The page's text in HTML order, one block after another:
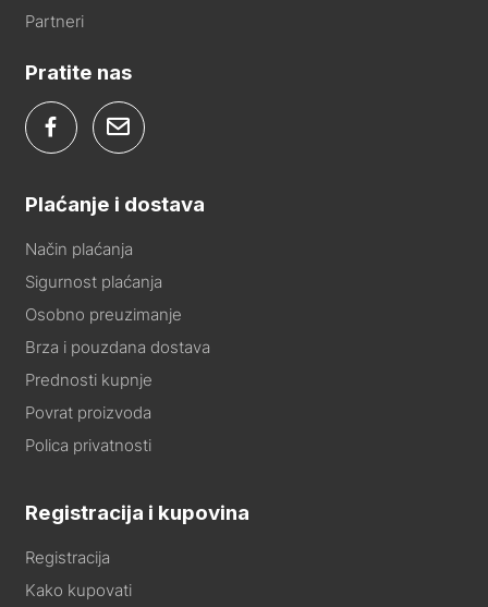
Partneri
Pratite nas
Plaćanje i dostava
Način plaćanja
Sigurnost plaćanja
Osobno preuzimanje
Brza i pouzdana dostava
Prednosti kupnje
Povrat proizvoda
Polica privatnosti
Registracija i kupovina
Registracija
Kako kupovati